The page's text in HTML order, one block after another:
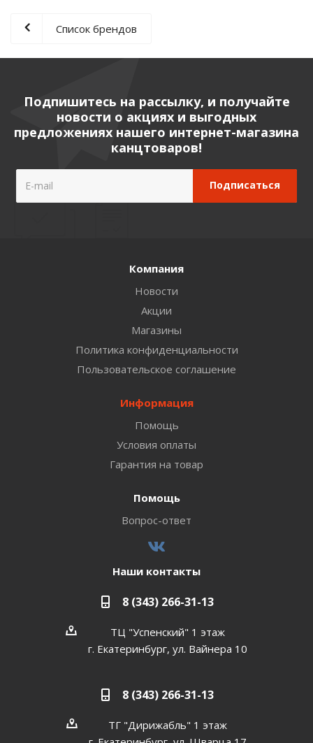
Список брендов
Подпишитесь на рассылку, и получайте
новости о акциях и выгодных
предложениях нашего интернет-магазина
канцтоваров!
Компания
Новости
Акции
Магазины
Политика конфиденциальности
Пользовательское соглашение
Информация
Помощь
Условия оплаты
Гарантия на товар
Помощь
Вопрос-ответ
Наши контакты
8 (343) 266-31-13
ТЦ "Успенский" 1 этаж
г. Екатеринбург, ул. Вайнера 10
8 (343) 266-31-13
ТГ "Дирижабль" 1 этаж